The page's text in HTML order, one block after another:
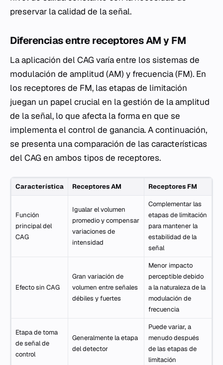
preservar la calidad de la señal.
Diferencias entre receptores AM y FM
La aplicación del CAG varía entre los sistemas de
modulación de amplitud (AM) y frecuencia (FM). En
los receptores de FM, las etapas de limitación
juegan un papel crucial en la gestión de la amplitud
de la señal, lo que afecta la forma en que se
implementa el control de ganancia. A continuación,
se presenta una comparación de las características
del CAG en ambos tipos de receptores.
Característica Receptores AM Receptores FM
Función
principal del
CAG
Igualar el volumen
promedio y compensar
variaciones de
intensidad
Complementar las
etapas de limitación
para mantener la
estabilidad de la
señal
Efecto sin CAG
Gran variación de
volumen entre señales
débiles y fuertes
Menor impacto
perceptible debido
a la naturaleza de la
modulación de
frecuencia
Etapa de toma
de señal de
control
Generalmente la etapa
del detector
Puede variar, a
menudo después
de las etapas de
limitación